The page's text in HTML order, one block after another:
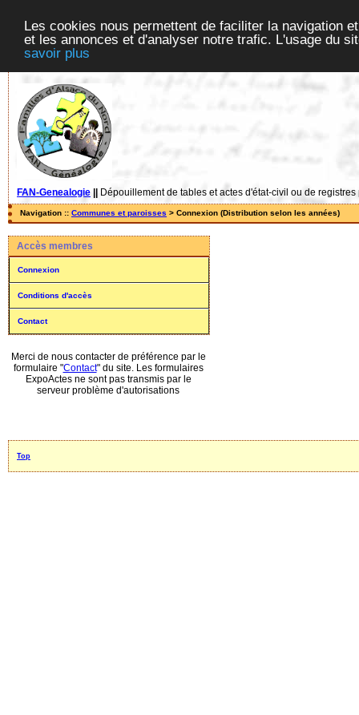
Les cookies nous permettent de faciliter la navigation
et les annonces et d'analyser notre trafic. L'usage du
savoir plus
FAN-Genealogie Dépouillement de tables et actes d'état-civil ou de
Navigation :: Communes et paroisses > Connexion (Distribution selon les années)
Accès membres
Connexion
Conditions d'accès
Contact
Merci de nous contacter de préférence par le
formulaire "Contact" du site. Les formulaires
ExpoActes ne sont pas transmis par le
serveur problème d'autorisations
Top